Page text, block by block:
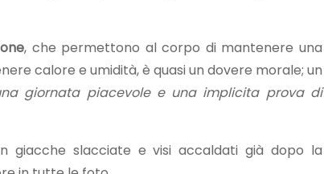
, che permettono al corpo di mantenere una
calore e umidità, è quasi un dovere morale; un
giornata piacevole e una implicita prova di
giacche slacciate e visi accaldati già dopo la